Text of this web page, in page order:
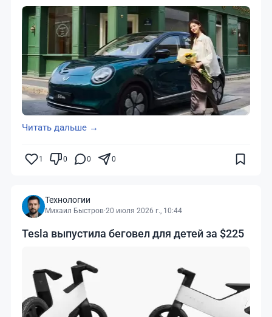
Читать дальше →
1 0 0 0
Технологии
Михаил Быстров·20 июля 2026 г., 10:44
Tesla выпустила беговел для детей за $225